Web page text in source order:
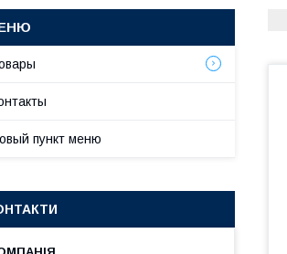
пункт меню